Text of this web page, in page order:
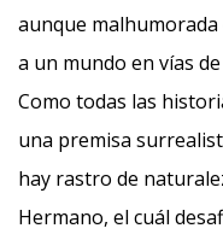
aunque
a un mundo en vías
Como todas las
una premisa
hay rastro de
Hermano, el cuál